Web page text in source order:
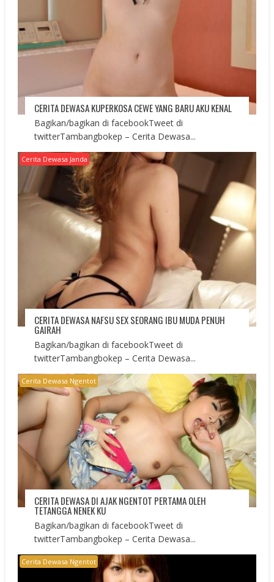
CERITA DEWASA KUPERKOSA CEWE YANG BARU AKU KENAL
Bagikan/bagikan di facebookTweet di
twitterTambangbokep – Cerita Dewasa...
Cerita Dewasa Janda
CERITA DEWASA NAFSU SEX SEORANG IBU MUDA PENUH
GAIRAH
Bagikan/bagikan di facebookTweet di
twitterTambangbokep – Cerita Dewasa...
Cerita Dewasa Ngentot
CERITA DEWASA DI AJAK NGENTOT PERTAMA OLEH
TETANGGA NENEK KU
Bagikan/bagikan di facebookTweet di
twitterTambangbokep – Cerita Dewasa...
Cerita Dewasa Ngentot